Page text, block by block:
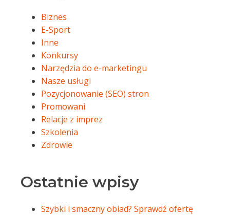
Biznes
E-Sport
Inne
Konkursy
Narzędzia do e-marketingu
Nasze usługi
Pozycjonowanie (SEO) stron
Promowani
Relacje z imprez
Szkolenia
Zdrowie
Ostatnie wpisy
Szybki i smaczny obiad? Sprawdź ofertę